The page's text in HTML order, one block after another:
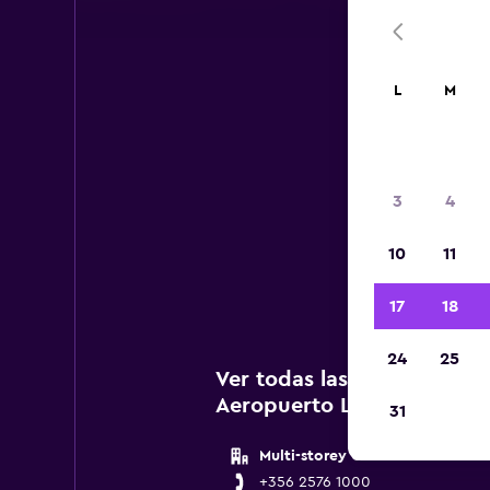
A
Ver todas las agencias de
Aeropuerto Luqa Malta
Multi-storey Car Park Level 1
+356 2576 1000
L M
3 4
10 11
17 18
24 25
31